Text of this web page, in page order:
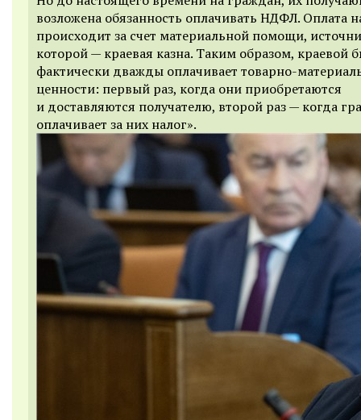
возложена обязанность оплачивать НДФЛ. Оплата
происходит за счет материальной помощи,
которой — краевая казна. Таким образом, краевой
фактически дважды оплачивает товарно-
ценности: первый раз, когда они приобретаются
и доставляются получателю, второй раз — когда
оплачивает за них налог».